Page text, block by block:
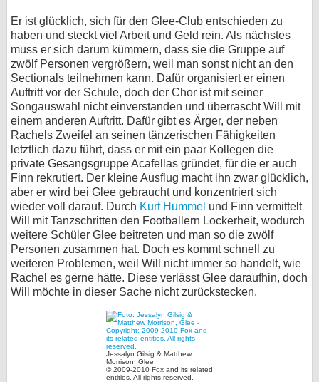
Er ist glücklich, sich für den Glee-Club entschieden zu
haben und steckt viel Arbeit und Geld rein. Als nächstes
muss er sich darum kümmern, dass sie die Gruppe auf
zwölf Personen vergrößern, weil man sonst nicht an den
Sectionals teilnehmen kann. Dafür organisiert er einen
Auftritt vor der Schule, doch der Chor ist mit seiner
Songauswahl nicht einverstanden und überrascht Will mit
einem anderen Auftritt. Dafür gibt es Ärger, der neben
Rachels Zweifel an seinen tänzerischen Fähigkeiten
letztlich dazu führt, dass er mit ein paar Kollegen die
private Gesangsgruppe Acafellas gründet, für die er auch
Finn rekrutiert. Der kleine Ausflug macht ihn zwar glücklich,
aber er wird bei Glee gebraucht und konzentriert sich
wieder voll darauf. Durch Kurt Hummel und Finn vermittelt
Will mit Tanzschritten den Footballern Lockerheit, wodurch
weitere Schüler Glee beitreten und man so die zwölf
Personen zusammen hat. Doch es kommt schnell zu
weiteren Problemen, weil Will nicht immer so handelt, wie
Rachel es gerne hätte. Diese verlässt Glee daraufhin, doch
Will möchte in dieser Sache nicht zurückstecken.
Jessalyn Gilsig & Matthew
Morrison, Glee
© 2009-2010 Fox and its related
entities. All rights reserved.